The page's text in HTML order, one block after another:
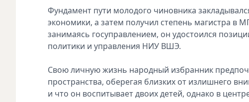
Фундамент пути молодого чиновника
э‍кономики, а затем получил степень магистра
занимаясь госуправлением, он удостоился
политики и у‍правления НИУ ВШЭ.
Свою личную жизнь народный и‍‍збранник
пространства, оберегая б‍лизких от излишнего
и что он в‍оспитывает двоих детей, однако в